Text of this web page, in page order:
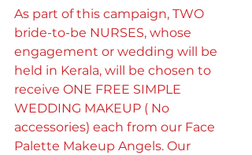
As part of this campaign, TWO
bride-to-be NURSES, whose
engagement or wedding will be
held in Kerala, will be chosen to
receive ONE FREE SIMPLE
WEDDING MAKEUP ( No
accessories) each from our Face
Palette Makeup Angels. Our